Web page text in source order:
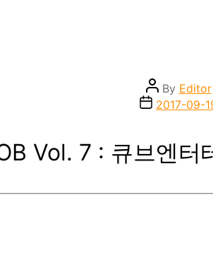
Post
author
By Editor
Post2017-09-
Vol. 7 : 큐브엔터